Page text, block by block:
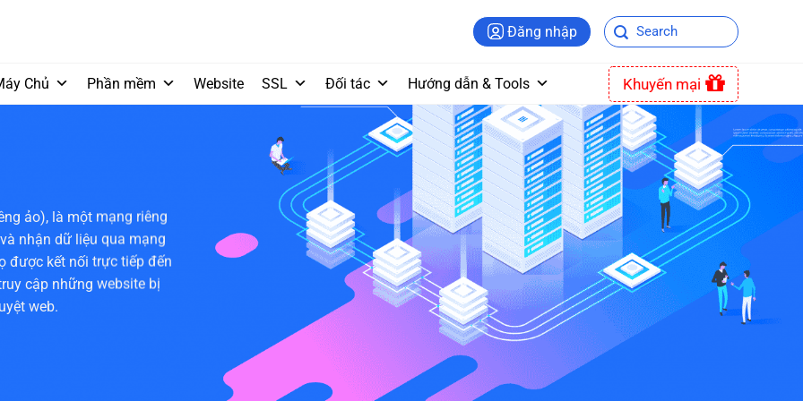
Đăng nhập
Chủ Phần mềm Website SSL Đối tác Hướng dẫn & Tools Khuyến mại
ảo), là một mạng riêng
nhận dữ liệu qua mạng
được kết nối trực tiếp đến
cập những website bị
web.